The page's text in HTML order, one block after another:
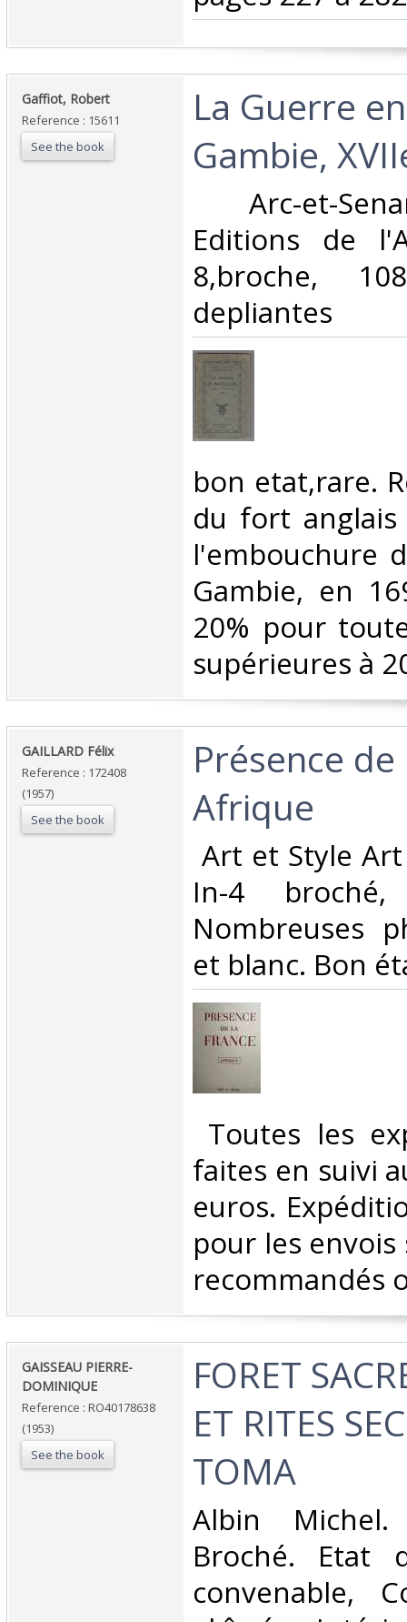
‎Gaffiot, Robert‎
Reference : 15611
See the book
‎La Guerre
Gambie,
Arc-et-
Editions de
8,broche,
depliantes‎
‎bon etat,rare.
du fort anglais
l'embouchure
Gambie, en
20% pour
supérieures à
‎GAILLARD Félix‎
Reference : 172408
(1957)
See the book
‎Présence
Afrique ‎
Art et Style
In-4
Nombreuses
et blanc. Bon
Toutes les
faites en suivi
euros.
pour les envois
recommandés
‎GAISSEAU PIERRE-
DOMINIQUE‎
Reference : RO40178638
(1953)
See the book
‎FORET
ET RITES
TOMA‎
‎Albin
Broché. Etat
convenable,